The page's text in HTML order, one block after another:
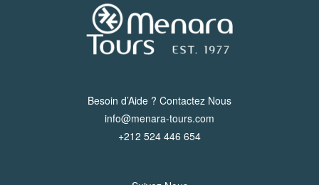
Besoin d’Aide ? Contactez Nous
info@menara-tours.com
+212 524 446 654